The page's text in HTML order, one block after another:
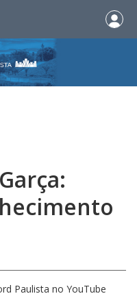
Paulista no YouTube